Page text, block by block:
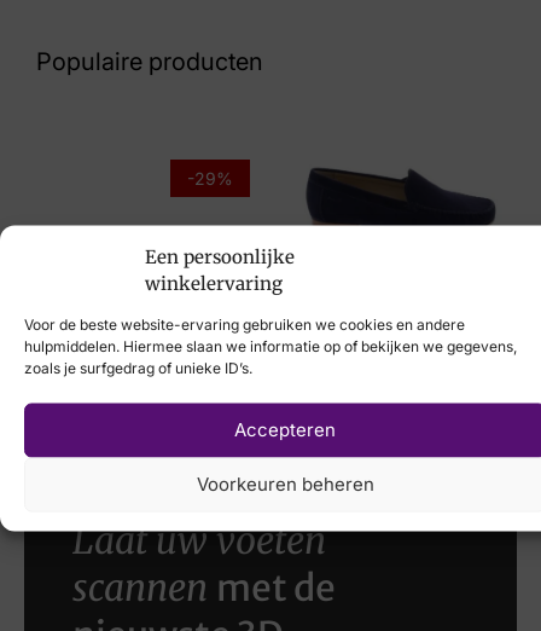
Een persoonlijke
winkelervaring
Voor de beste website-ervaring gebruiken we cookies en andere
hulpmiddelen. Hiermee slaan we informatie op of bekijken we gegevens,
zoals je surfgedrag of unieke ID’s.
Accepteren
Voorkeuren beheren
Artikelnummer
Breedtemaat
H
Populaire producten
-29%
Remonte
69,95 €49,95
Laat uw voeten
scannen met de